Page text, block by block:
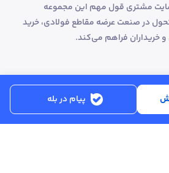
پیام در بله
مشتری قول مهم این مجموعه
در صنعت عرضه مقاطع فولادی، خرید
خریداران فراهم می‌کند.
از ساعت 8:30 تا 17:00